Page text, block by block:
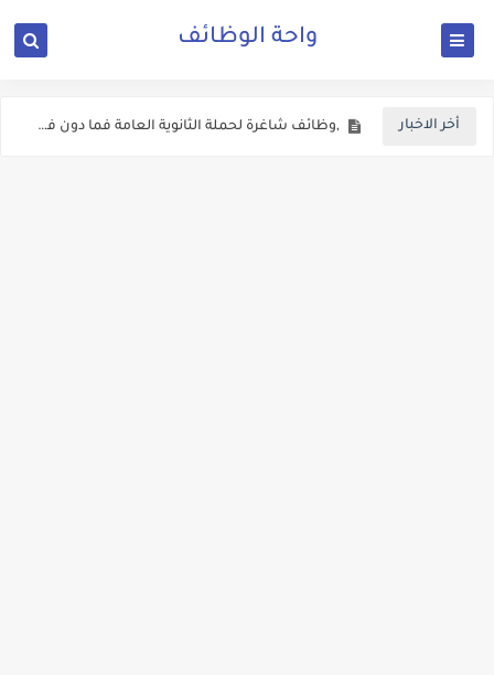
واحة الوظائف
أخر الاخبار ,وظائف شاغرة لحملة الثانوية العامة فما دون في دائرة الاثار العامة